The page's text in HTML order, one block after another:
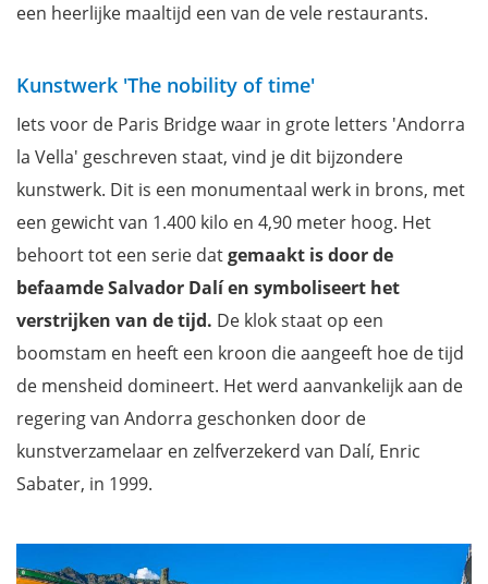
een heerlijke maaltijd een van de vele restaurants.
Kunstwerk 'The nobility of time'
Iets voor de Paris Bridge waar in grote letters 'Andorra
la Vella' geschreven staat, vind je dit bijzondere
kunstwerk. Dit is een monumentaal werk in brons, met
een gewicht van 1.400 kilo en 4,90 meter hoog. Het
behoort tot een serie datgemaakt is door de
befaamde Salvador Dalíen symboliseert het
verstrijken van de tijd. De klok staat op een
boomstam en heeft een kroon die aangeeft hoe de tijd
de mensheid domineert. Het werd aanvankelijk aan de
regering van Andorra geschonken door de
kunstverzamelaar en zelfverzekerd van Dalí, Enric
Sabater, in 1999.